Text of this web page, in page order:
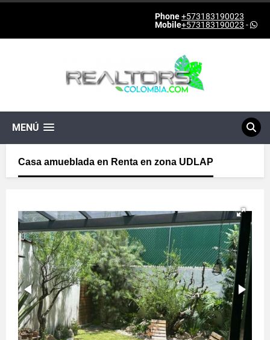
Phone+573183190023
Mobile+573183190023 -
MENÚ
Casa amueblada en Renta en zona UDLAP